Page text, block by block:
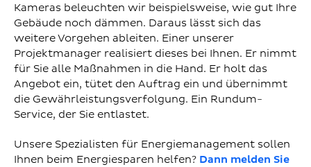
Kameras beleuchten wir beispielsweise, wie gut Ihre
Gebäude noch dämmen. Daraus lässt sich das
weitere Vorgehen ableiten. Einer unserer
Projektmanager realisiert dieses bei Ihnen. Er nimmt
für Sie alle Maßnahmen in die Hand. Er holt das
Angebot ein, tütet den Auftrag ein und übernimmt
die Gewährleistungsverfolgung. Ein Rundum-
Service, der Sie entlastet.
Unsere Spezialisten für Energiemanagement sollen
Ihnen beim Energiesparen helfen? Dann melden Sie